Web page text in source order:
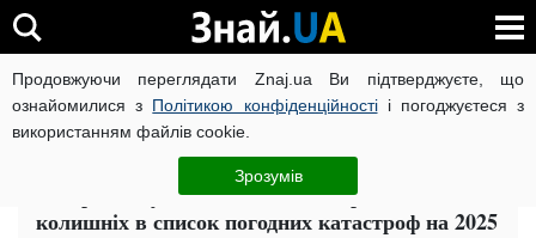
Продовжуючи переглядати Znaj.ua Ви підтверджуєте, що
ознайомилися з Політикою конфіденційностіі погоджуєтеся з
використанням файлів cookie.
Зрозумів
ВІЙНА РОСІЇ ПРОТИ УКРАЇНИ КОРОНАВІРУС В УКРАЇНІ
ЧИТАТЬ НА РУССКОМ
Шторми з душком: дівчина відправила імена
колишніх в список погодних катастроф на 2025